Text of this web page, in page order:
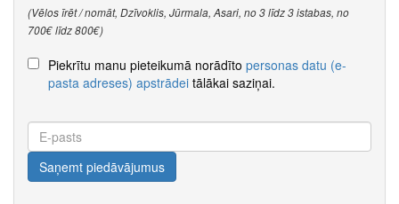
(Vēlos īrēt / nomāt, Dzīvoklis, Jūrmala, Asari, no 3 līdz 3 istabas, no
700€ līdz 800€)
Piekrītu manu pieteikumā norādīto personas datu (e-
pasta adreses) apstrādei tālākai saziņai.
E-
pasts
Saņemt piedāvājumus